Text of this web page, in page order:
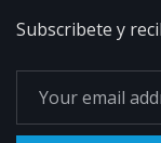
Subscribete y